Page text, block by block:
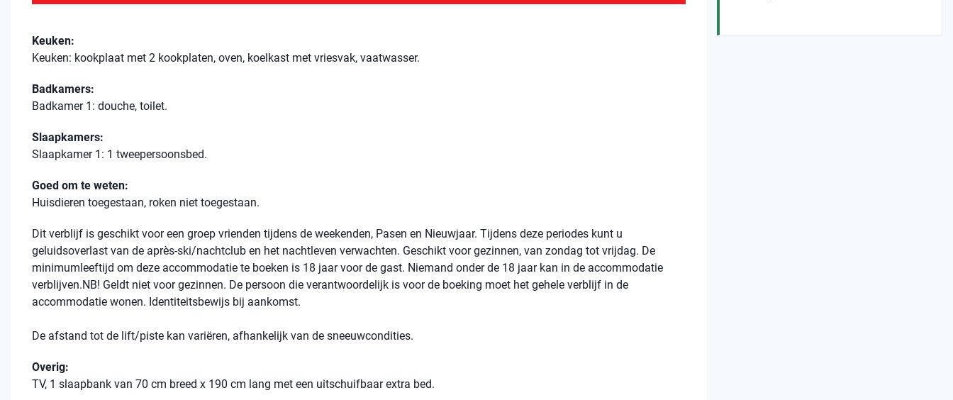
Keuken:
Keuken: kookplaat met 2 kookplaten, oven, koelkast met vriesvak, vaatwasser.
Badkamers:
Badkamer 1: douche, toilet.
Slaapkamers:
Slaapkamer 1: 1 tweepersoonsbed.
Goed om te weten:
Huisdieren toegestaan, roken niet toegestaan.
Dit verblijf is geschikt voor een groep vrienden tijdens de weekenden, Pasen en Nieuwjaar. Tijdens deze periodes kunt u
geluidsoverlast van de après-ski/nachtclub en het nachtleven verwachten. Geschikt voor gezinnen, van zondag tot vrijdag. De
minimumleeftijd om deze accommodatie te boeken is 18 jaar voor de gast. Niemand onder de 18 jaar kan in de accommodatie
verblijven.NB! Geldt niet voor gezinnen. De persoon die verantwoordelijk is voor de boeking moet het gehele verblijf in de
accommodatie wonen. Identiteitsbewijs bij aankomst.
De afstand tot de lift/piste kan variëren, afhankelijk van de sneeuwcondities.
Overig:
TV, 1 slaapbank van 70 cm breed x 190 cm lang met een uitschuifbaar extra bed.